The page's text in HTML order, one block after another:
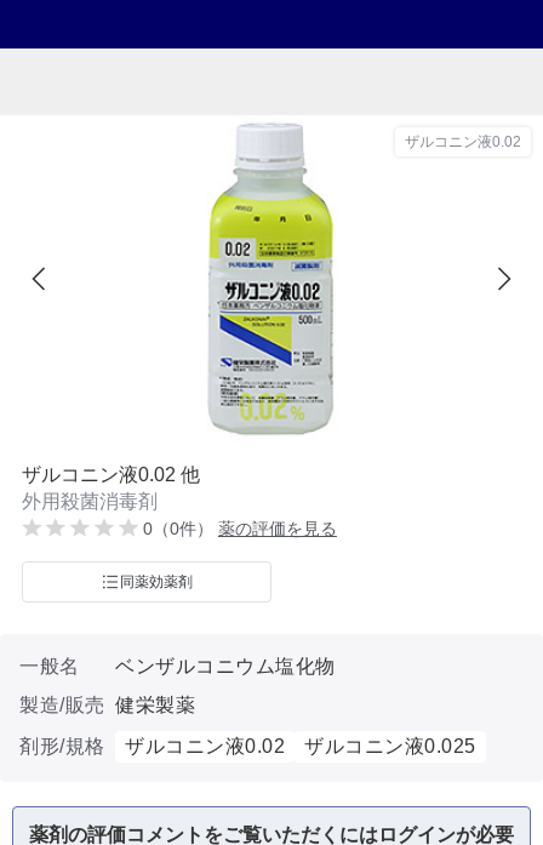
ザルコニン液0.02
ザルコニン液0.02 他
外用殺菌消毒剤
0（0件） 薬の評価を見る
同薬効薬剤
一般名
ベンザルコニウム塩化物
製造/販売 健栄製薬
剤形/規格
ザルコニン液0.02 ザルコニン液0.025
薬剤の評価コメントをご覧いただくにはログインが必要